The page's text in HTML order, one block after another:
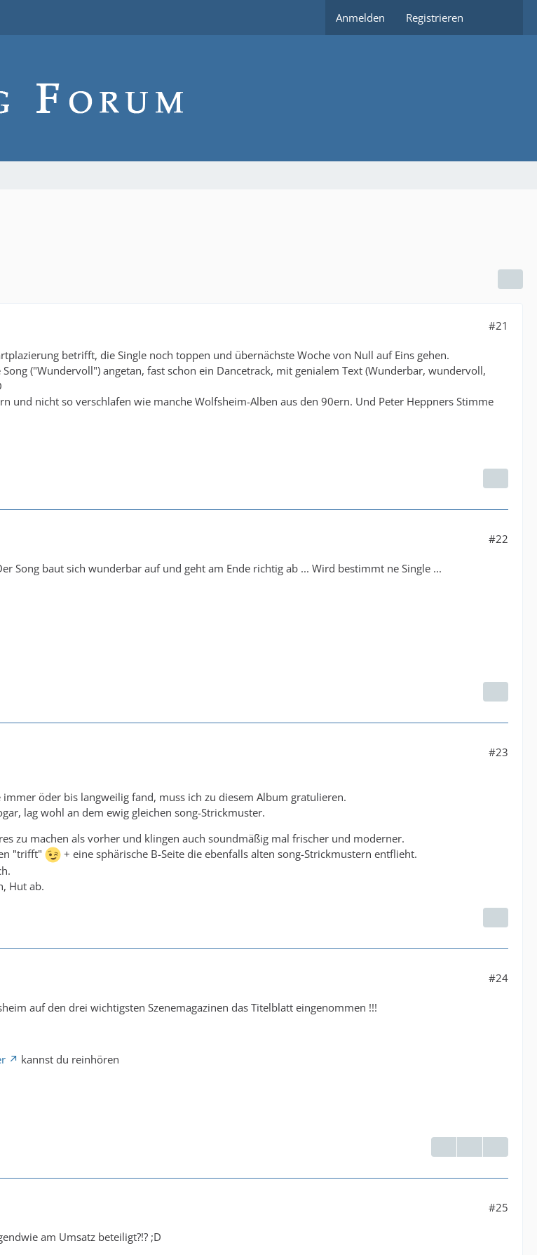
Anmelden Registrieren
#21
betrifft, die Single noch toppen und übernächste Woche von Null auf Eins gehen.
("Wundervoll") angetan, fast schon ein Dancetrack, mit genialem Text (Wunderbar, wundervoll,
und nicht so verschlafen wie manche Wolfsheim-Alben aus den 90ern. Und Peter Heppners Stimme
#22
Song baut sich wunderbar auf und geht am Ende richtig ab ... Wird bestimmt ne Single ...
#23
öder bis langweilig fand, muss ich zu diesem Album gratulieren.
lag wohl an dem ewig gleichen song-Strickmuster.
zu machen als vorher und klingen auch soundmäßig mal frischer und moderner.
"trifft"
+ eine sphärische B-Seite die ebenfalls alten song-Strickmustern entflieht.
Hut ab.
#24
auf den drei wichtigsten Szenemagazinen das Titelblatt eingenommen !!!
kannst du reinhören
#25
am Umsatz beteiligt?!? ;D